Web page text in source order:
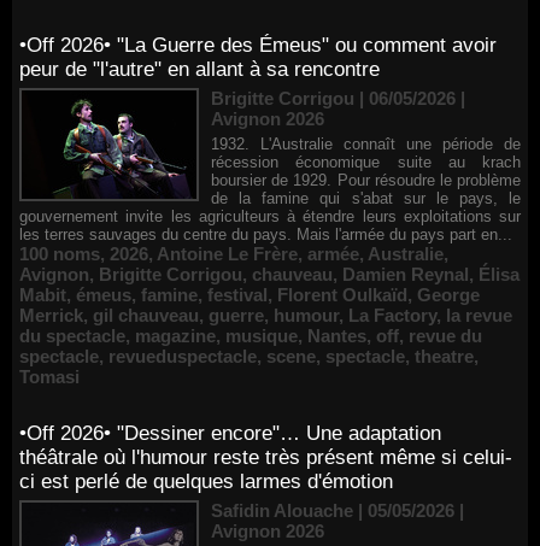
•Off 2026• "La Guerre des Émeus" ou comment avoir
peur de "l'autre" en allant à sa rencontre
Brigitte Corrigou | 06/05/2026 |
Avignon 2026
1932. L'Australie connaît une période de
récession économique suite au krach
boursier de 1929. Pour résoudre le problème
de la famine qui s'abat sur le pays, le
gouvernement invite les agriculteurs à étendre leurs exploitations sur
les terres sauvages du centre du pays. Mais l'armée du pays part en...
100 noms, 2026, Antoine Le Frère, armée, Australie,
Avignon, Brigitte Corrigou, chauveau, Damien Reynal, Élisa
Mabit, émeus, famine, festival, Florent Oulkaïd, George
Merrick, gil chauveau, guerre, humour, La Factory, la revue
du spectacle, magazine, musique, Nantes, off, revue du
spectacle, revueduspectacle, scene, spectacle, theatre,
Tomasi
•Off 2026• "Dessiner encore"… Une adaptation
théâtrale où l'humour reste très présent même si celui-
ci est perlé de quelques larmes d'émotion
Safidin Alouache | 05/05/2026 |
Avignon 2026